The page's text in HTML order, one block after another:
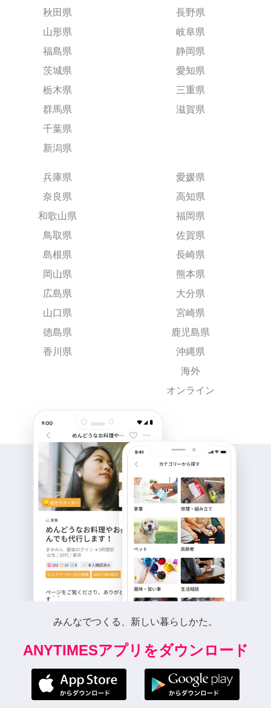
秋田県
山形県
福島県
茨城県
栃木県
群馬県
千葉県
新潟県
長野県
岐阜県
静岡県
愛知県
三重県
滋賀県
兵庫県
奈良県
和歌山県
鳥取県
島根県
岡山県
広島県
山口県
徳島県
香川県
愛媛県
高知県
福岡県
佐賀県
長崎県
熊本県
大分県
宮崎県
鹿児島県
沖縄県
海外
オンライン
みんなでつくる、新しい暮らしかた。
ANYTIMESアプリをダウンロード